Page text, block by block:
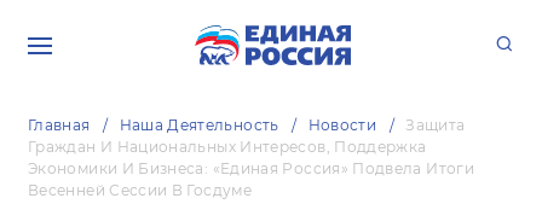
Главная Наша Деятельность Новости
Защита
Граждан И Национальных Интересов, Поддержка
Экономики И Бизнеса: «Единая Россия» Подвела Итоги
Весенней Сессии В Госдуме